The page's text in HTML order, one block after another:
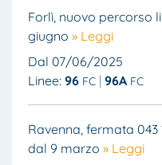
Forlì, nuovo percorso
giugno » Leggi
Dal 07/06/2025
Linee: 96 FC 96A FC
Ravenna, fermata 043
dal 9 marzo » Leggi